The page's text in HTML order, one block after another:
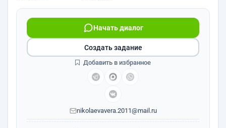
Начать диалог
nikolaevavera.2011@mail.ru
Создать задание
Добавить в избранное